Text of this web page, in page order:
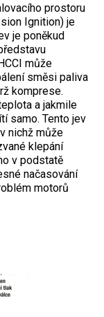
prostoru
Ignition) je
je poněkud
může
směsi paliva
komprese.
a jakmile
samo. Tento jev
nichž může
klepání
v podstatě
načasování
motorů